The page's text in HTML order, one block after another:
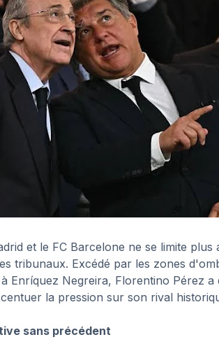
et le FC Barcelone ne se limite plus
tribunaux. Excédé par les zones
Enríquez Negreira, Florentino Pérez a
la pression sur son rival
sans précédent